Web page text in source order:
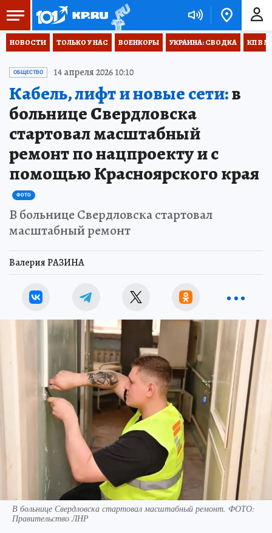
НОВОСТИ ТОЛЬКО У НАС ВОЕНКОРЫ УКРАИНА: СВОДКА КП В
ОБЩЕСТВО 14 апреля 2026 10:10
Кабель, лифт и новые сети:в
больнице Свердловска
стартовал масштабный
ремонт по нацпроекту и с
помощью Красноярского края
ФОТО
В больнице Свердловска стартовал
масштабный ремонт
Валерия РАЗИНА
В больнице Свердловска стартовал масштабный ремонт. ФОТО:
Правительство ЛНР